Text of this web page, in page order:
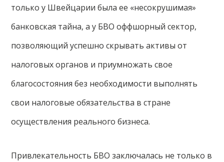
только у Швейцарии была ее «несокрушимая»
банковская тайна, а у БВО оффшорный сектор,
позволяющий успешно скрывать активы от
налоговых органов и приумножать свое
благосостояния без необходимости выполнять
свои налоговые обязательства в стране
осуществления реального бизнеса.
Привлекательность БВО заключалась не только в